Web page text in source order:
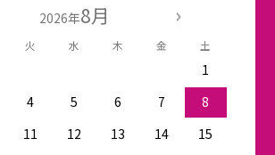
2026年8月
火 水 木 金 土
1
4 5 6 7
8
11 12 13 14
15